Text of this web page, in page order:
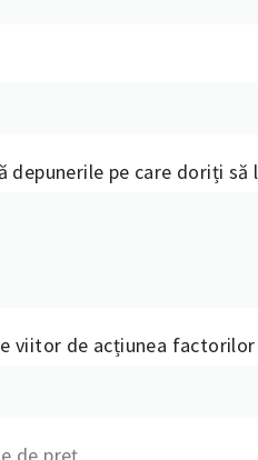
pe care doriți să
viitor de acțiunea factorilor